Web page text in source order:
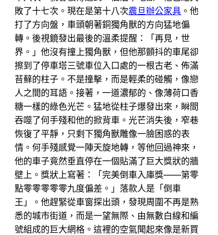
敗了十七次。現在是第十八次震旦辦公家具 。他
打了方向盤，車頭朝著銅獨角獸的方向猛地偏
轉。後視鏡發出最後的溫柔提醒：「再見，世
界。」他沒有撞上獨角獸，但他那顫抖的車尾卻
擦到了停車塔三號車位入口處的一根古老、佈滿
苔蘚的柱子。不是撞擊，而是輕柔的碰觸，像戀
人之間的耳語。接著，一道濃郁的、像薄荷口香
糖一樣的綠色光芒。猛地從柱子爆發出來，瞬間
吞噬了何手殘和他的掀背車。光芒消失後，窄巷
恢復了平靜，只剩下獨角獸雕像一臉困惑的表
情。何手殘感覺一陣天旋地轉，等他回過神來，
他的車子竟然垂直停在一個貼滿了巨大獎狀的牆
壁上。獎狀上寫著：「完美倒車入庫獎——第零
點零零零零零九度偏差。」落款人是「倒車
王」。他趕緊從車窗探出頭，發現周圍不再是熟
悉的城市街道，而是一望無際、由無數白線和編
號組成的巨大網格。這裡的空氣聞起來像是新買